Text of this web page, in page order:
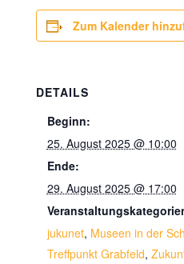
Zum Kalender
DETAILS
Beginn:
25. August 2025 @ 10:00
Ende:
29. August 2025 @ 17:00
jukunet, Museen in der
Treffpunkt Grabfeld,